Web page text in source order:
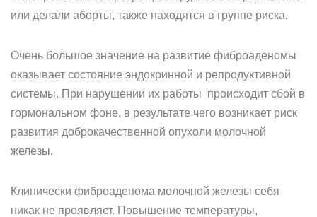
или делали аборты, также находятся в группе риска.
Очень большое значение на развитие фиброаденомы
оказывает состояние эндокринной и репродуктивной
системы. При нарушении их работы происходит сбой в
гормональном фоне, в результате чего возникает риск
развития доброкачественной опухоли молочной
железы.
Клинически фиброаденома молочной железы себя
никак не проявляет. Повышение температуры,